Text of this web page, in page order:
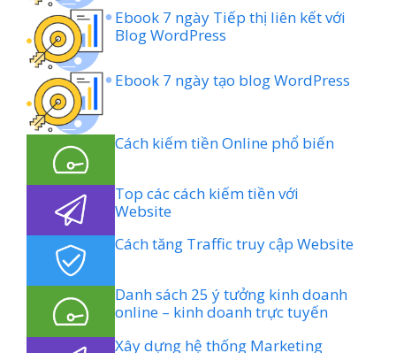
Ebook 7 ngày Tiếp thị liên kết với
Blog WordPress
Ebook 7 ngày tạo blog WordPress
Cách kiếm tiền Online phổ biến
Top các cách kiếm tiền với
Website
Cách tăng Traffic truy cập Website
Danh sách 25 ý tưởng kinh doanh
online – kinh doanh trực tuyến
Xây dựng hệ thống Marketing